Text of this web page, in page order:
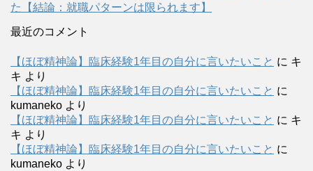
た【結論：就職パターンは限られます】
最近のコメント
【ほぼ精神論】臨床経験1年目の自分に言いたいこと に キ
キ より
【ほぼ精神論】臨床経験1年目の自分に言いたいこと に
kumaneko より
【ほぼ精神論】臨床経験1年目の自分に言いたいこと に キ
キ より
【ほぼ精神論】臨床経験1年目の自分に言いたいこと に
kumaneko より